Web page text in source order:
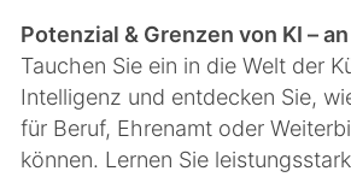
Potenzial & Grenzen von KI –
Tauchen Sie ein in die Welt der
Intelligenz und entdecken Sie,
für Beruf, Ehrenamt oder
können. Lernen Sie